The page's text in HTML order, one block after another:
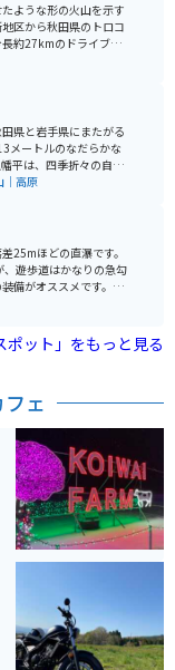
ような形の火山を示す
区から秋田県のトロコ
約27kmのドライブウ
走る道から南に岩手山
側に数ｍの雪が残り、
能期間4月中旬〜11月
きは通行止めになるこ
県と岩手県にまたがる
メートルのなだらかな
平は、四季折々の自然
て知られており、特に
でも15度という涼し
、八幡大菩薩に感謝を
。そのシンボルである
番大きい沼。エメラル
と、高山植物が、雪解
いきます。 また、
ノーボードといったウ
沿いには、蒸気が吹き出
大昔の噴火によってで
を堪能できるポイントが
々の合間を走行してみ
樹木の種類が異なって
｜高原
25mほどの直瀑です。
遊歩道はかなりの急勾
備がオススメです。夏
を感じることができ、
ポット」をもっと見る
ェ